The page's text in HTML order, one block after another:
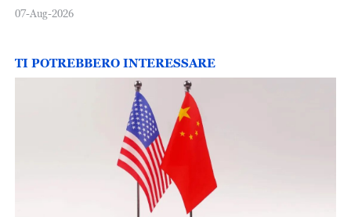
07-Aug-2026
TI POTREBBERO INTERESSARE